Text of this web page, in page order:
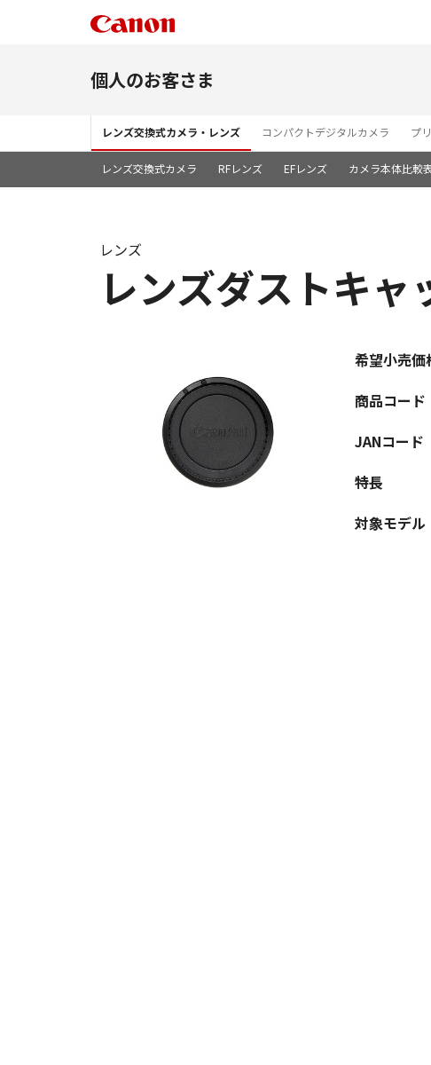
個人のお客さま
レンズ交換式カメラ・レンズ コンパクトデジタルカメラ プ
レンズ交換式カメラ RFレンズ EFレンズ カメラ本体比較
レンズダストキャ
レンズ
希望小売価
商品コード
JANコード
特長
対象モデル